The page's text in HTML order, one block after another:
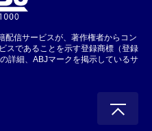
配信サービスが、著作権者からコン
スであることを示す登録商標（登録
詳細、ABJマークを掲示しているサ